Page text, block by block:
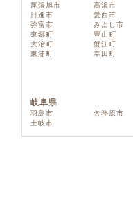
尾張旭市
高浜市
日進市
愛西市
弥富市
みよし市
東郷町
豊山町
大治町
蟹江町
東浦町
幸田町
岐阜県
羽島市 各務原市
土岐市